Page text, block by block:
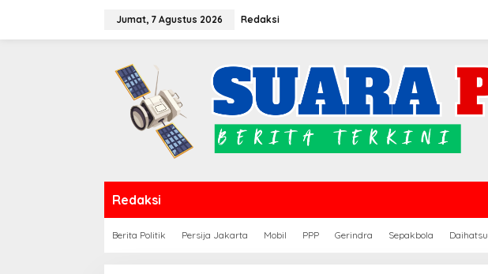
konten
Jumat, 7 Agustus 2026 Redaksi
Redaksi
Berita Politik Persija Jakarta Mobil PPP Gerindra Sepakbola Daihatsu